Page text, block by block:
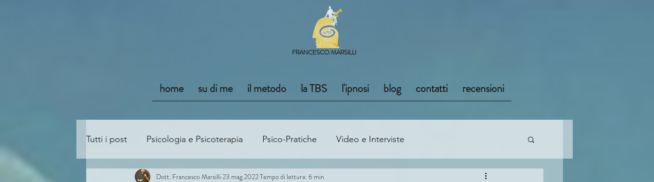
FRANCESCO MARSILLI
home su di me il metodo la TBS l'ipnosi blog contatti recensioni
Tutti i post Psicologia e Psicoterapia Psico-Pratiche Video e Interviste
Dott. Francesco Marsilli 23 mag 2022Tempo di lettura: 6 min